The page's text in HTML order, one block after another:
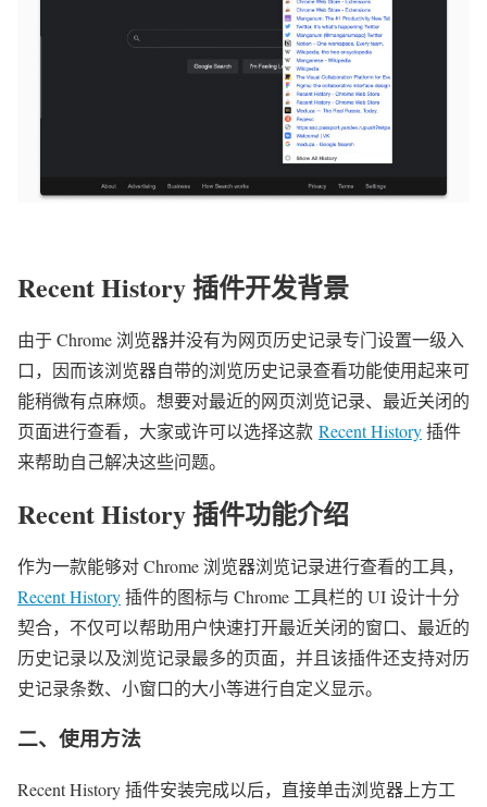
Recent History 插件开发背景
由于 Chrome 浏览器并没有为网页历史记录专门设置一级入
口，因而该浏览器自带的浏览历史记录查看功能使用起来可
能稍微有点麻烦。想要对最近的网页浏览记录、最近关闭的
页面进行查看，大家或许可以选择这款 Recent History插件
来帮助自己解决这些问题。
Recent History 插件功能介绍
作为一款能够对 Chrome 浏览器浏览记录进行查看的工具，
Recent History插件的图标与 Chrome 工具栏的 UI 设计十分
契合，不仅可以帮助用户快速打开最近关闭的窗口、最近的
历史记录以及浏览记录最多的页面，并且该插件还支持对历
史记录条数、小窗口的大小等进行自定义显示。
二、使用方法
Recent History 插件安装完成以后，直接单击浏览器上方工